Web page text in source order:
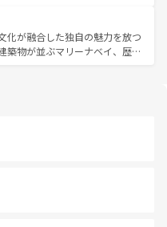
、どの季節にも異なる楽しみ
いタイの人々、仏教を中心とし
資源が、訪れる旅人を魅了し続
はず。観光スポットが密集し
を回れるのも魅力。息をのむよ
まで、香港を存分に楽しみ尽く
化が融合した独自の魅力を放つ
築物が並ぶマリーナベイ、歴史
を楽しめる外せないスポット